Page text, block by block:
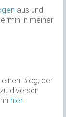
aus und
in meiner
Blog, der
diversen
hier.